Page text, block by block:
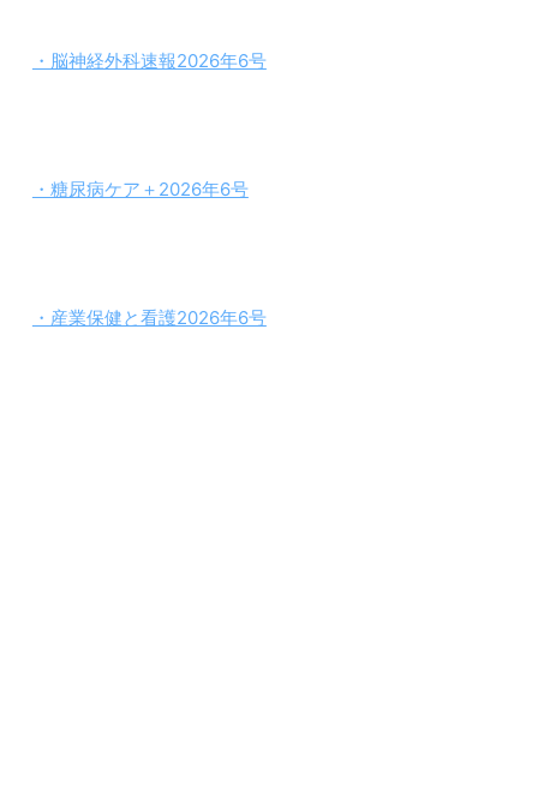
・脳神経外科速報2026年6号
・糖尿病ケア＋2026年6号
・産業保健と看護2026年6号